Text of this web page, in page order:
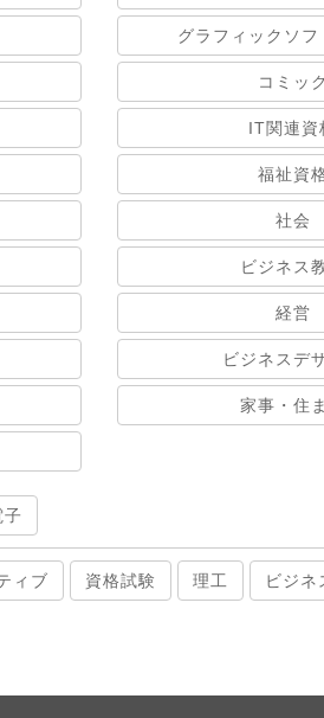
グラフィックソフ
コミック
IT関連資
福祉資
社会
ビジネス
経営
ビジネスデ
家事・住
子
ィブ 資格試験 理工 ビジネ